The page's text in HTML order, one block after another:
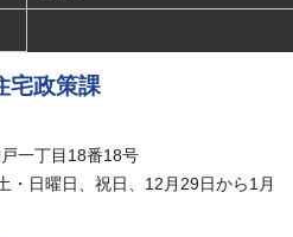
政策課
一丁目18番18号
・日曜日、祝日、12月29日から1月